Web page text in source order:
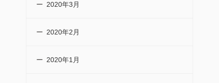
2020年3月
2020年2月
2020年1月